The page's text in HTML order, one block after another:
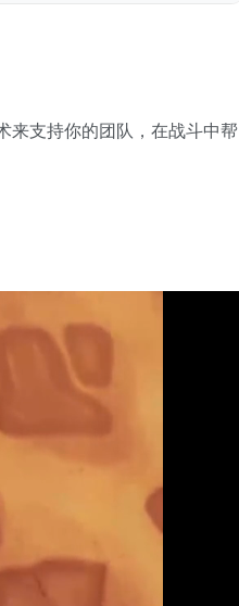
来支持你的团队，在战斗中帮